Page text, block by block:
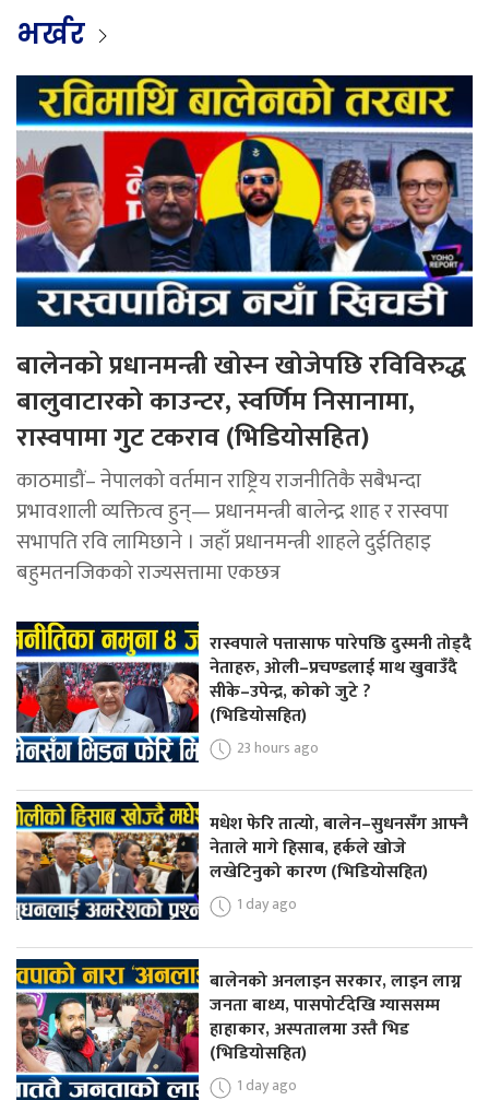
भर्खर
बालेनको प्रधानमन्त्री खोस्न खोजेपछि रविविरुद्ध
बालुवाटारको काउन्टर, स्वर्णिम निसानामा,
रास्वपामा गुट टकराव (भिडियोसहित)
काठमाडौं– नेपालको वर्तमान राष्ट्रिय राजनीतिकै सबैभन्दा
प्रभावशाली व्यक्तित्व हुन्— प्रधानमन्त्री बालेन्द्र शाह र रास्वपा
सभापति रवि लामिछाने । जहाँ प्रधानमन्त्री शाहले दुईतिहाइ
बहुमतनजिकको राज्यसत्तामा एकछत्र
रास्वपाले पत्तासाफ पारेपछि दुस्मनी तोड्दै
नेताहरु, ओली–प्रचण्डलाई माथ खुवाउँदै
सीके–उपेन्द्र, कोको जुटे ?
(भिडियोसहित)
23 hours ago
मधेश फेरि तात्यो, बालेन–सुधनसँग आफ्नै
नेताले मागे हिसाब, हर्कले खोजे
लखेटिनुको कारण (भिडियोसहित)
1 day ago
बालेनको अनलाइन सरकार, लाइन लाग्न
जनता बाध्य, पासपोर्टदेखि ग्याससम्म
हाहाकार, अस्पतालमा उस्तै भिड
(भिडियोसहित)
1 day ago